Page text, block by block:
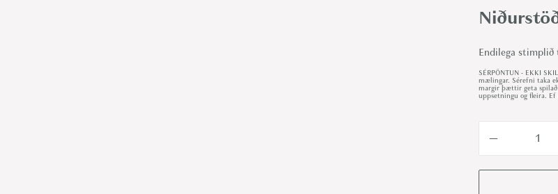
Endilega
SÉRPÖNTUN - EKKI
mælingar. Sérefni taka
margir þættir geta spilað
uppsetningu og fleira.